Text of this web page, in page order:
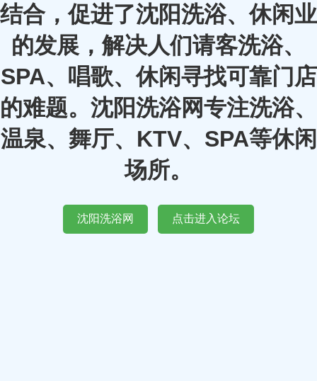
结合，促进了沈阳洗浴、休闲业
的发展，解决人们请客洗浴、
SPA、唱歌、休闲寻找可靠门店
的难题。沈阳洗浴网专注洗浴、
温泉、舞厅、KTV、SPA等休闲
场所。
沈阳洗浴网 点击进入论坛